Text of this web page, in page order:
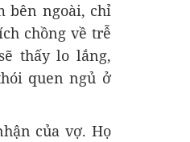
bên ngoài, chỉ
chồng về trễ
thấy lo lắng,
quen ngủ ở
của vợ. Họ